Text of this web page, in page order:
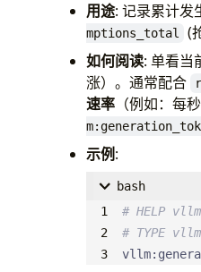
return
def make_stats(
self,
->
if
return
# 获取 Prefix
用途: 记录累计发
mptions_total
(
如何阅读: 单看当
涨）。通常配合
速率 （例如：每
示例:
bash
# HELP
# TYPE